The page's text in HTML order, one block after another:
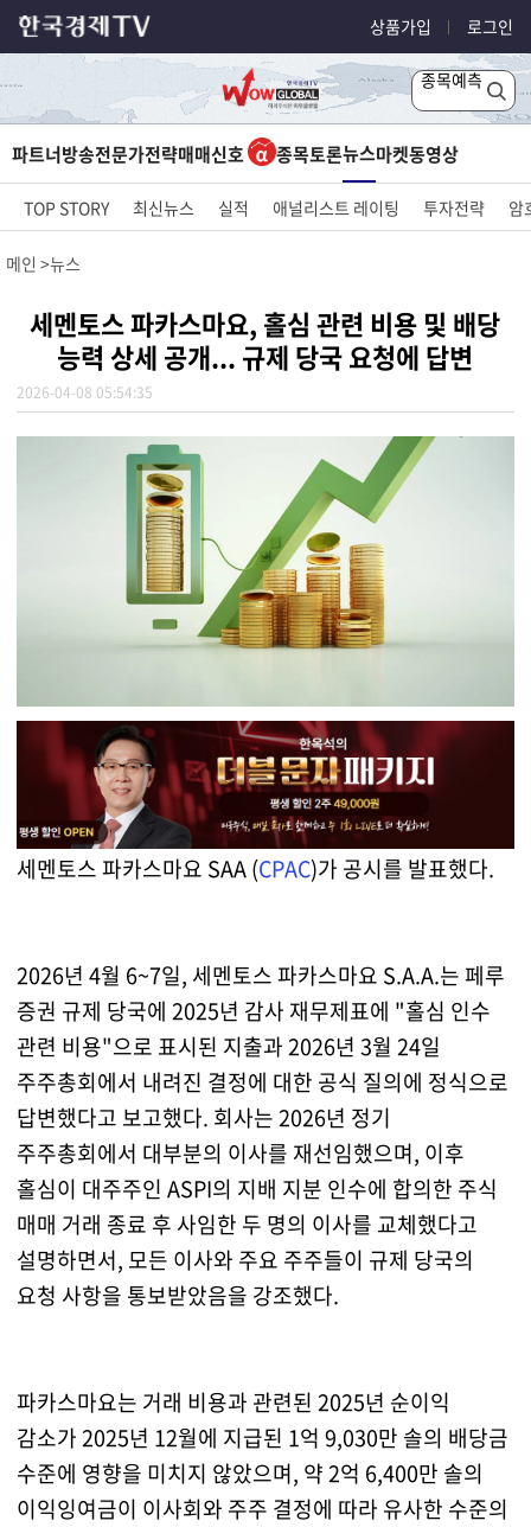
상품가입 로그인
종목예측
파트너방송전문가전략매매신호 종목토론뉴스마켓동영상
TOP STORY 최신뉴스 실적 애널리스트 레이팅 투자전략 암
메인 뉴스
세멘토스 파카스마요, 홀심 관련 비용 및 배당
능력 상세 공개... 규제 당국 요청에 답변
2026-04-08 05:54:35
세멘토스 파카스마요 SAA (CPAC)가 공시를 발표했다.
2026년 4월 6~7일, 세멘토스 파카스마요 S.A.A.는 페루
증권 규제 당국에 2025년 감사 재무제표에 "홀심 인수
관련 비용"으로 표시된 지출과 2026년 3월 24일
주주총회에서 내려진 결정에 대한 공식 질의에 정식으로
답변했다고 보고했다. 회사는 2026년 정기
주주총회에서 대부분의 이사를 재선임했으며, 이후
홀심이 대주주인 ASPI의 지배 지분 인수에 합의한 주식
매매 거래 종료 후 사임한 두 명의 이사를 교체했다고
설명하면서, 모든 이사와 주요 주주들이 규제 당국의
요청 사항을 통보받았음을 강조했다.
파카스마요는 거래 비용과 관련된 2025년 순이익
감소가 2025년 12월에 지급된 1억 9,030만 솔의 배당금
수준에 영향을 미치지 않았으며, 약 2억 6,400만 솔의
이익잉여금이 이사회와 주주 결정에 따라 유사한 수준의